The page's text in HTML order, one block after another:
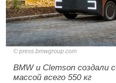
press.bmwgroup.com
BMW и Clemson создали
массой всего 550 кг